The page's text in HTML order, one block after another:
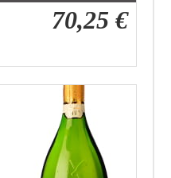
70,25 €